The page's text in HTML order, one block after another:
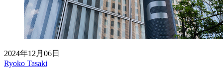
2024年12月06日
Ryoko Tasaki